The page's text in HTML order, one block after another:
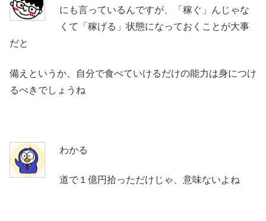
にも言っているんですが、「稼ぐ」んじゃな
くて「稼げる」状態になっておくことが大事
だと
備えというか、自分で食べていけるだけの能力は身につけ
るべきでしょうね
わかる
道で１億円拾っただけじゃ、意味ないよね